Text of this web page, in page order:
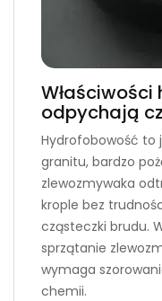
odpychają
Hydrofobowość to
granitu, bardzo
zlewozmywaka
krople bez
cząsteczki brudu.
sprzątanie
wymaga
chemii.